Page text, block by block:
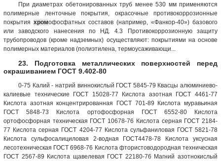
При диаметрах обетонированных труб менее 530 мм применяются
полимерные ленточные покрытия, окрасочные противокоррозионные
покрытия хромофосфатных составов (например, «Фанкор-40») базового
или заводского нанесения по НД. 4.3 Противокоррозионную защиту
трубопроводов (кроме надземных) осуществляют: покрытиями на основе
полимерных материалов (полиэтилена, термоусаживающи...
23. Подготовка металлических поверхностей перед
окрашиванием ГОСТ 9.402-80
0-75 Калий - натрий виннокислый ГОСТ 5845-79 Квасцы алюминиево-
калиевые технические ГОСТ 15028-77 Кислота азотная ГОСТ 4461-77
Кислота азотная концентрированная ГОСТ 701-89 Кислота муравьиная
ГОСТ 5848-73 Кислота ортофосфорная ГОСТ 6552-80 Кислота
ортофосфорная техническая ГОСТ 10678-76 Кислота серная ГОСТ 2184-
77 Кислота серная ГОСТ 4204-77 Кислота сульфаниловая ГОСТ 5821-78
Кислота сульфосалициловая 2-водная ГОСТ4478-78 Кислота уксусная
лесотехническая ГОСТ 6968-76 Кислота фтористоводородная техническая
ГОСТ 2567-89 Кислота щавелевая ГОСТ 22180-76 Магний азотнокислый